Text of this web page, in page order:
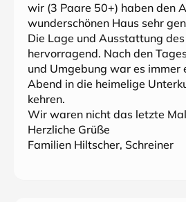
wir (3 Paare 50+) haben den
wunderschönen Haus sehr
Die Lage und Ausstattung
hervorragend. Nach den
und Umgebung war es immer
Abend in die heimelige
kehren.
Wir waren nicht das letzte
Herzliche Grüße
Familien Hiltscher, Schreiner